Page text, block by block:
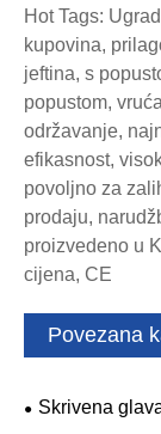
Hot Tags:
kupovina,
jeftina, s
popustom,
održavanje,
efikasnost,
povoljno za
prodaju,
proizvedeno u
cijena, CE
Povezana
Skrivena